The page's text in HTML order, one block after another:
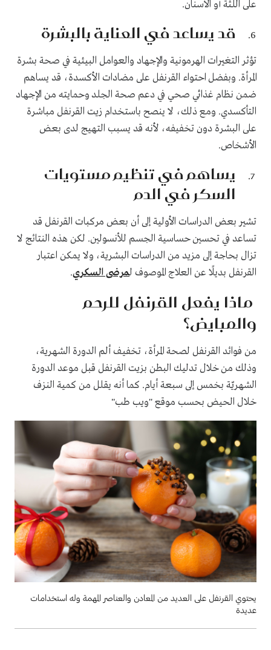
على اللثة أو الأسنان.
قد يساعد في العناية بالبشرة
تؤثر التغيرات الهرمونية والإجهاد والعوامل البيئية في صحة بشرة
المرأة. وبفضل احتواء القرنفل على مضادات الأكسدة، قد يساهم
ضمن نظام غذائي صحي في دعم صحة الجلد وحمايته من الإجهاد
التأكسدي. ومع ذلك، لا ينصح باستخدام زيت القرنفل مباشرة
على البشرة دون تخفيفه، لأنه قد يسبب التهيج لدى بعض
الأشخاص.
يساهم في تنظيم مستويات
السكر في الدم
تشير بعض الدراسات الأولية إلى أن بعض مركبات القرنفل قد
تساعد في تحسين حساسية الجسم للأنسولين. لكن هذه النتائج لا
تزال بحاجة إلى مزيد من الدراسات البشرية، ولا يمكن اعتبار
القرنفل بديلًا عن العلاج الموصوف لمرضى السكري.
ماذا يفعل القرنفل للرحم
والمبايض؟
من فوائد القرنفل لصحة المرأة، تخفيف ألم الدورة الشهرية،
وذلك من خلال تدليك البطن بزيت القرنفل قبل موعد الدورة
الشهريّة بخمس إلى سبعة أيام. كما أنه يقلل من كمية النزف
خلال الحيض بحسب موقع "ويب طب"
يحتوي القرنفل على العديد من المعادن والعناصر المهمة وله استخدامات
عديدة